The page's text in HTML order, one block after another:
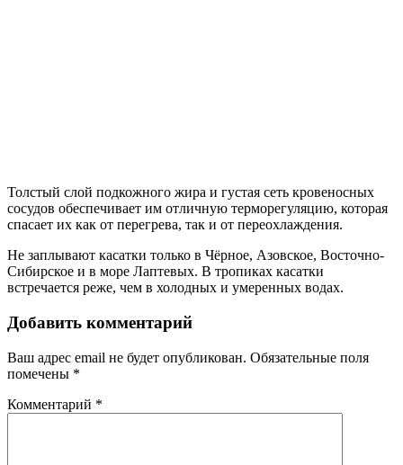
Толстый слой подкожного жира и густая сеть кровеносных
сосудов обеспечивает им отличную терморегуляцию, которая
спасает их как от перегрева, так и от переохлаждения.
Не заплывают касатки только в Чёрное, Азовское, Восточно-
Сибирское и в море Лаптевых. В тропиках касатки
встречается реже, чем в холодных и умеренных водах.
Добавить комментарий
Ваш адрес email не будет опубликован. Обязательные поля
помечены *
Комментарий *